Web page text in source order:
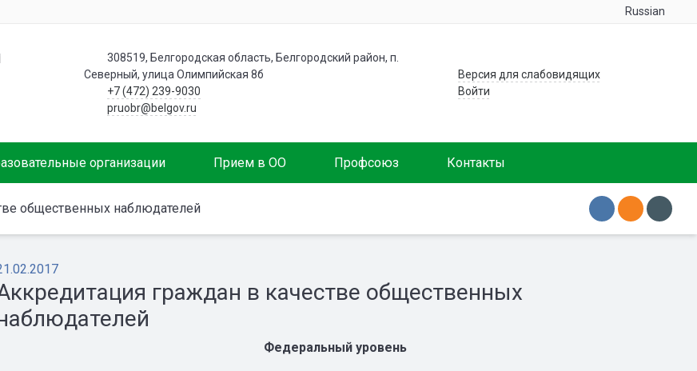
Russian
308519, Белгородская область, Белгородский район, п.
Северный, улица Олимпийская 8б
+7 (472) 239-9030
pruobr@belgov.ru
Версия для слабовидящих
Войти
организации Прием в ОО Профсоюз Контакты
общественных наблюдателей
граждан в качестве общественных
Федеральный уровень